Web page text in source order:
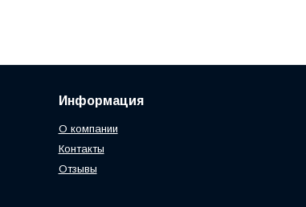
Информация
О компании
Контакты
Отзывы